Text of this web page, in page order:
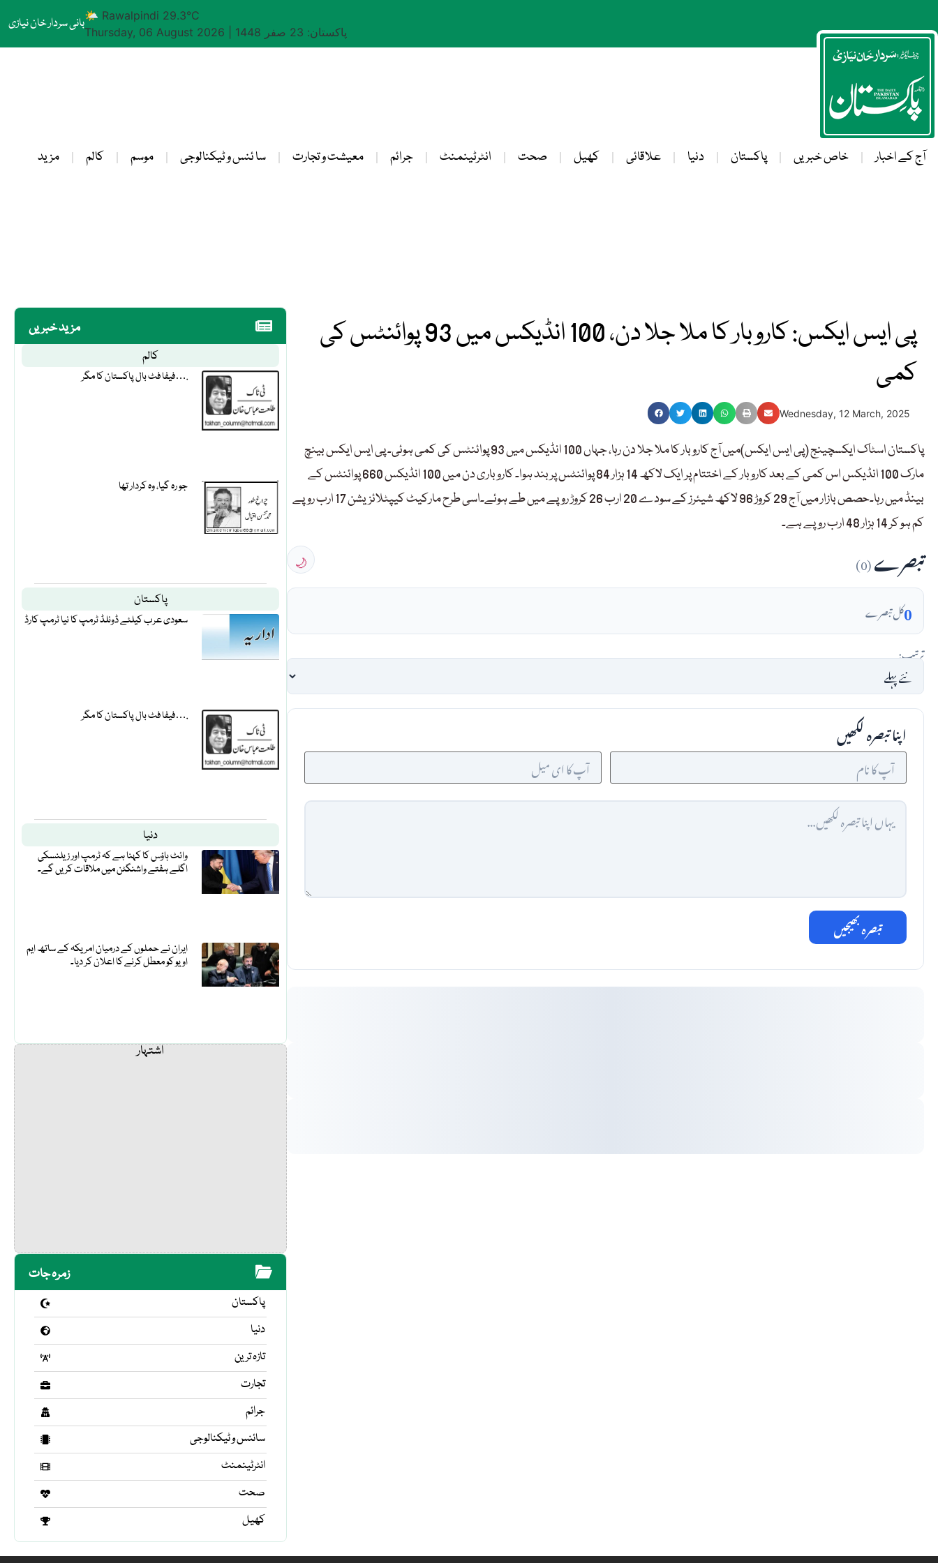
بانی سردار خان نیازی🌤 Rawalpindi 29.3°C
Thursday, 06 August 2026
پاکستان: 23 صفر 1448
آج کے اخبار خاص خبریں پاکستان دنیا علاقائی کھیل صحت انٹرٹینمنٹ جرائم معیشت و تجارت سا ئنس و ٹیکنالوجی موسم کالم مزید
مزید خبریں
کالم
فیفا فٹ بال پاکستان کا مگر….
جو رہ گیا، وہ کردار تھا
پاکستان
سعودی عرب کیلئے ڈونلڈ ٹرمپ کا نیا ٹرمپ کارڈ
فیفا فٹ بال پاکستان کا مگر….
دنیا
وائٹ ہاؤس کا کہنا ہے کہ ٹرمپ اور زیلنسکی
اگلے ہفتے واشنگٹن میں ملاقات کریں گے۔
ایران نے حملوں کے درمیان امریکہ کے ساتھ ایم
او یو کو معطل کرنے کا اعلان کر دیا۔
اشتہار
زمرہ جات
پاکستان
دنیا
تازہ ترین
تجارت
جرائم
سائنس و ٹیکنالوجی
انٹرٹینمنٹ
صحت
کھیل
پی ایس ایکس: کاروبار کا ملا جلا دن، 100 انڈیکس میں 93 پوائنٹس کی
کمی
Wednesday, 12 March, 2025
پاکستان اسٹاک ایکسچینج (پی ایس ایکس)میں آج کاروبار کا ملا جلا دن رہا، جہاں 100 انڈیکس میں 93 پوائنٹس کی کمی ہوئی۔ پی ایس ایکس بینچ
مارک 100 انڈیکس اس کمی کے بعد کاروبار کے اختتام پر ایک لاکھ 14 ہزار 84 پوائنٹس پر بند ہوا۔ کاروباری دن میں 100 انڈیکس 660 پوائنٹس کے
بینڈ میں رہا۔حصص بازار میں آج 29 کروڑ 96 لاکھ شیئرز کے سودے 20 ارب 26 کروڑ روپے میں طے ہوئے۔اسی طرح مارکیٹ کیپٹلائزیشن 17 ارب روپے
کم ہو کر 14 ہزار 48 ارب روپے ہے۔
تبصرے(0)
🌙
0کل تبصرے
ترتیب:
اپنا تبصرہ لکھیں
تبصرہ بھیجیں